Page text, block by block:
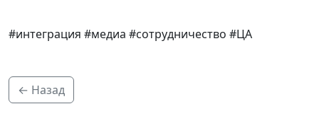
#интеграция #медиа #сотрудничество #ЦА
← Назад